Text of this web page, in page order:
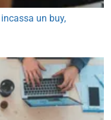
un buy,